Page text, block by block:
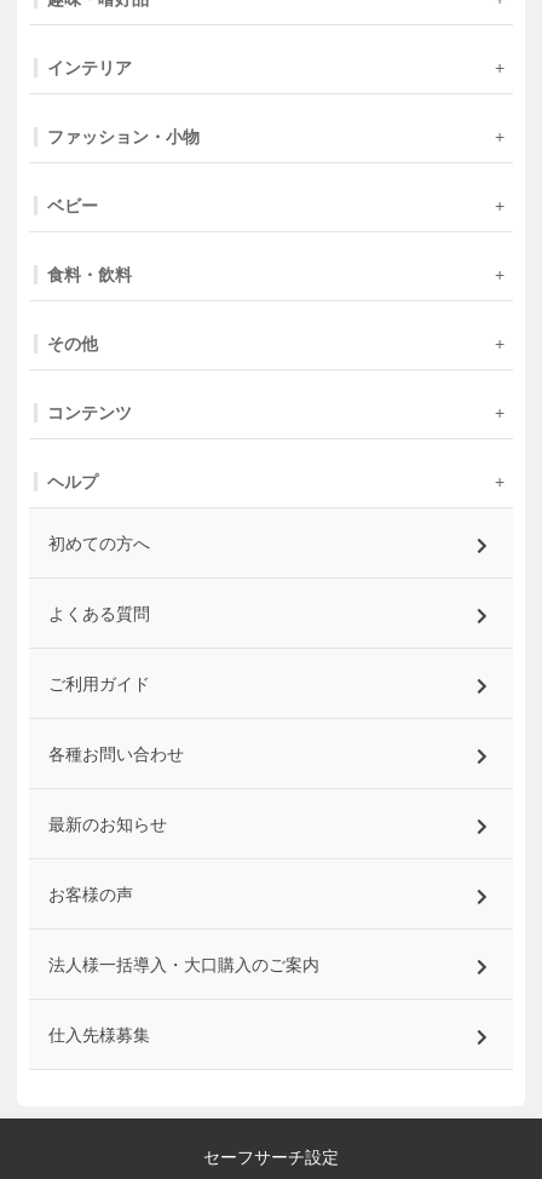
インテリア
ファッション・小物
ベビー
食料・飲料
その他
コンテンツ
ヘルプ
初めての方へ
よくある質問
ご利用ガイド
各種お問い合わせ
最新のお知らせ
お客様の声
法人様一括導入・大口購入のご案内
仕入先様募集
セーフサーチ設定